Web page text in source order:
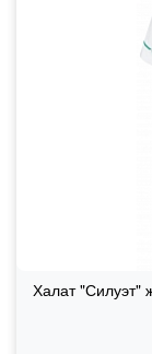
Халат "Силуэт"